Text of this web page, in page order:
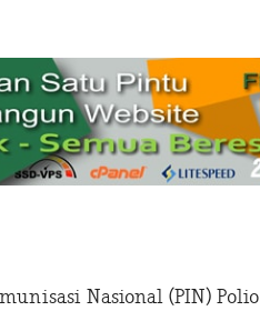
Nasional (PIN)